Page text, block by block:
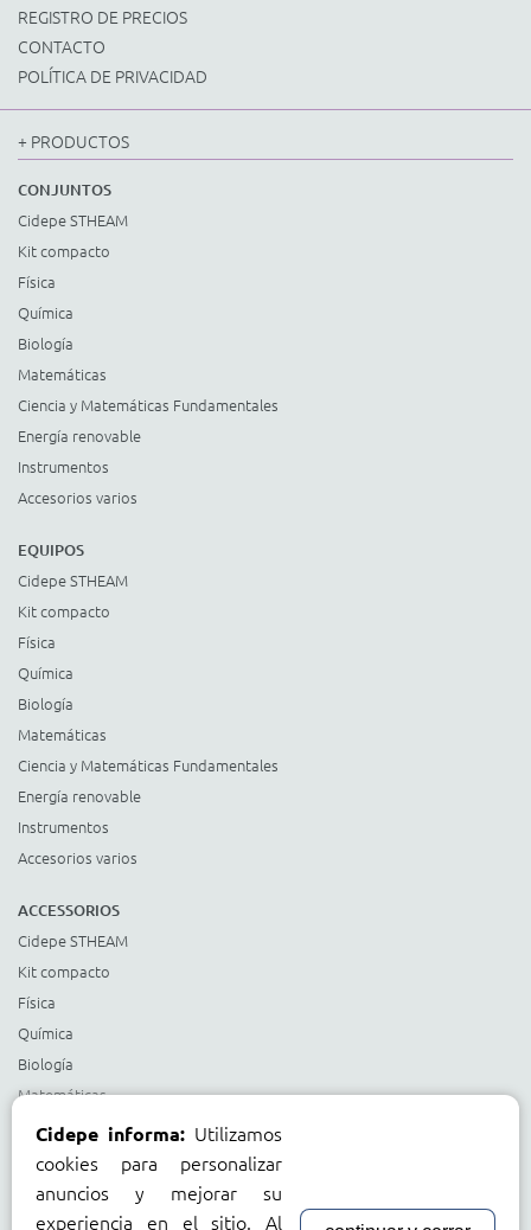
REGISTRO DE PRECIOS
CONTACTO
POLÍTICA DE PRIVACIDAD
+ PRODUCTOS
CONJUNTOS
Cidepe STHEAM
Kit compacto
Física
Química
Biología
Matemáticas
Ciencia y Matemáticas Fundamentales
Energía renovable
Instrumentos
Accesorios varios
EQUIPOS
Cidepe STHEAM
Kit compacto
Física
Química
Biología
Matemáticas
Ciencia y Matemáticas Fundamentales
Energía renovable
Instrumentos
Accesorios varios
ACCESSORIOS
Cidepe STHEAM
Kit compacto
Física
Química
Biología
Matemáticas
Ciencia y Matemáticas Fundamentales
Energía renovable
Instrumentos
Accesorios varios
Cidepe informa: Utilizamos
cookies para personalizar
anuncios y mejorar su
experiencia en el sitio. Al